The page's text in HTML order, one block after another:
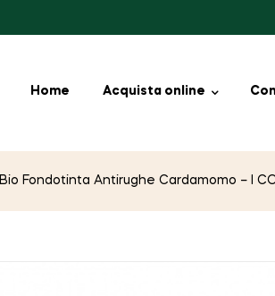
Home Acquista online
Bio Fondotinta Antirughe Cardamomo – I